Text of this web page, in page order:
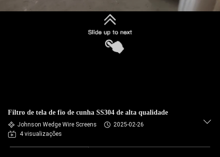
Filtro de tela de fio de cunha SS304 de alta qualidade
Johnson Wedge Wire Screens
2025-02-26
4 visualizações